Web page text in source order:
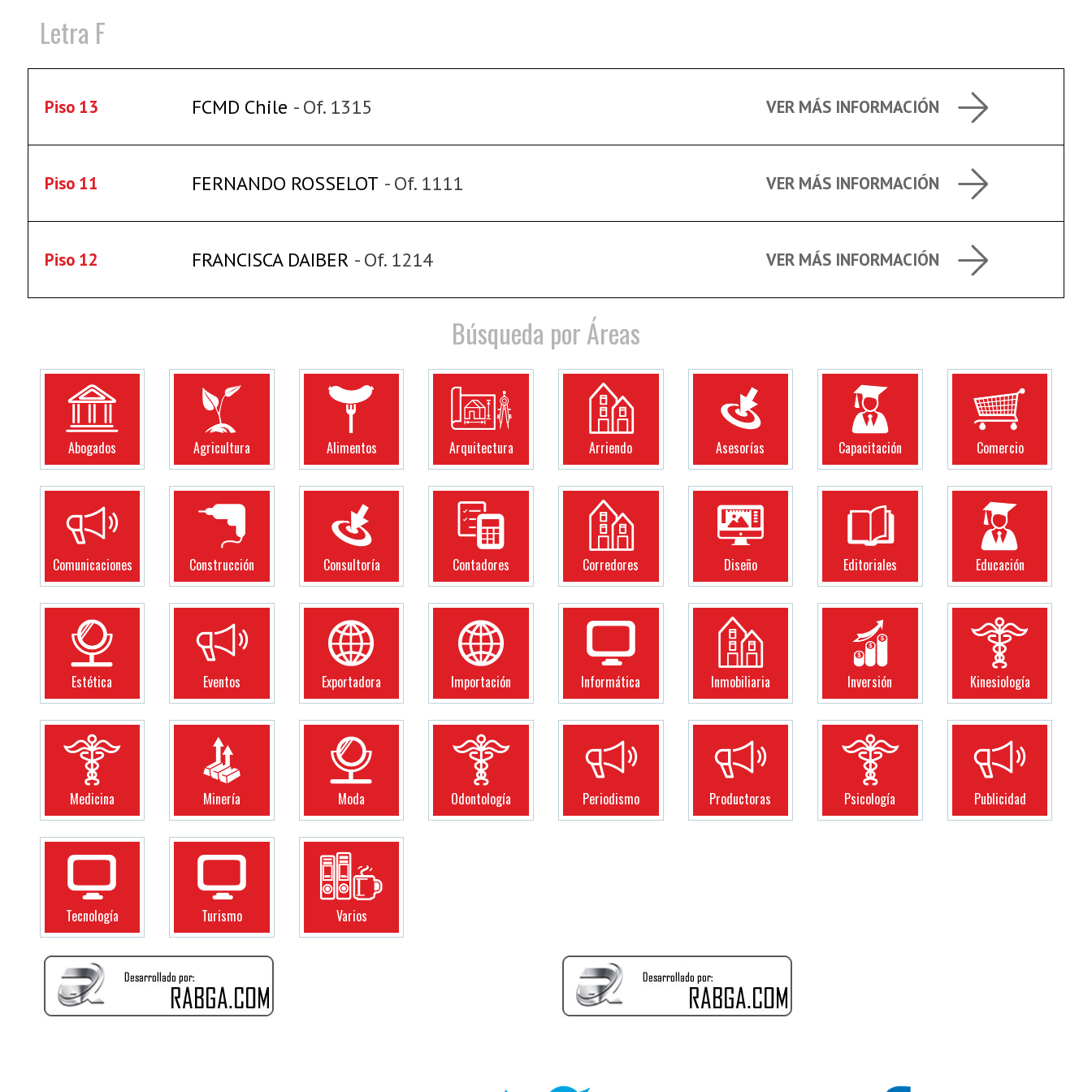
Letra F
Piso 13 FCMD Chile - Of. 1315 VER MÁS INFORMACIÓN
Piso 11 FERNANDO ROSSELOT - Of. 1111 VER MÁS INFORMACIÓN
Piso 12 FRANCISCA DAIBER - Of. 1214 VER MÁS INFORMACIÓN
Búsqueda por Áreas
Abogados Agricultura Alimentos Arquitectura Arriendo Asesorías Capacitación Comercio
Comunicaciones Construcción Consultoría Contadores Corredores Diseño Editoriales Educación
Estética Eventos Exportadora Importación Informática Inmobiliaria Inversión Kinesiología
Medicina Minería Moda Odontología Periodismo Productoras Psicología Publicidad
Tecnología Turismo Varios